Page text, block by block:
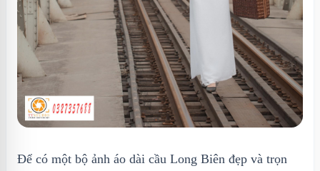
Để có một bộ ảnh áo dài cầu Long Biên đẹp và trọn